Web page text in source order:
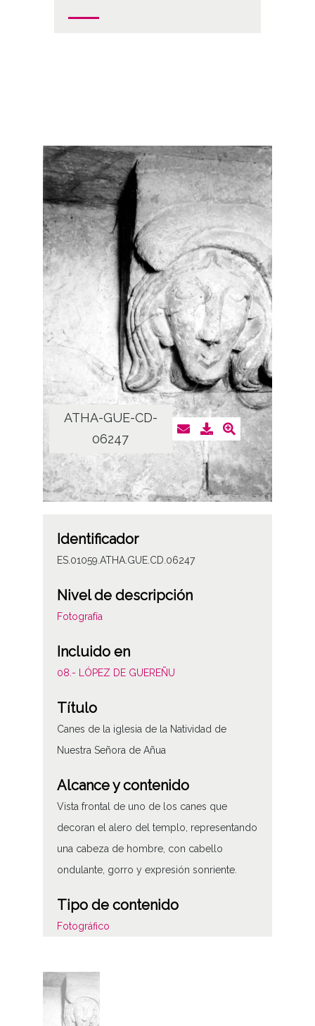
ATHA-GUE-CD-
06247
Identificador
ES.01059.ATHA.GUE.CD.06247
Nivel de descripción
Fotografía
Incluido en
08.- LÓPEZ DE GUEREÑU
Título
Canes de la iglesia de la Natividad de
Nuestra Señora de Añua
Alcance y contenido
Vista frontal de uno de los canes que
decoran el alero del templo, representando
una cabeza de hombre, con cabello
ondulante, gorro y expresión sonriente.
Tipo de contenido
Fotográfico
Tipo de imagen: Positivos Imagen Final:
Plata;